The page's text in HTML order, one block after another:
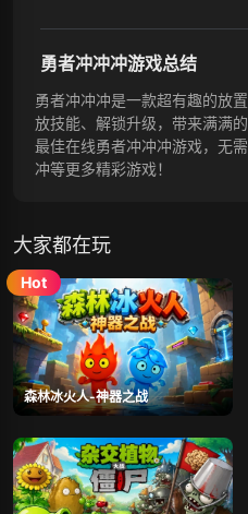
勇者冲冲冲游戏总结
勇者冲冲冲是一款超有趣的放
放技能、解锁升级，带来满满
最佳在线勇者冲冲冲游戏，无
冲等更多精彩游戏！
大家都在玩
森林冰火人-神器之战